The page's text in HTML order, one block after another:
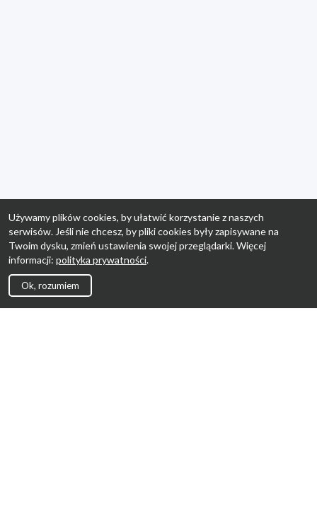
Używamy plików cookies, by ułatwić korzystanie z naszych
serwisów. Jeśli nie chcesz, by pliki cookies były zapisywane na
Twoim dysku, zmień ustawienia swojej przeglądarki. Więcej
informacji: polityka prywatności.
Ok, rozumiem